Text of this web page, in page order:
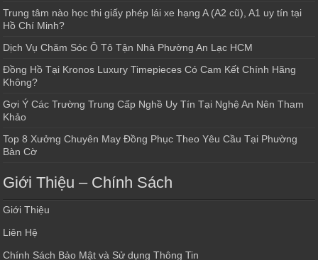
Trung tâm nào học thi giấy phép lái xe hạng A (A2 cũ), A1 uy tín tại
Hồ Chí Minh?
Dịch Vụ Chăm Sóc Ô Tô Tận Nhà Phường An Lạc HCM
Đồng Hồ Tại Kronos Luxury Timepieces Có Cam Kết Chính Hãng
Không?
Gợi Ý Các Trường Trung Cấp Nghề Uy Tín Tại Nghệ An Nên Tham
Khảo
Top 8 Xưởng Chuyên May Đồng Phục Theo Yêu Cầu Tại Phường
Bàn Cờ
Giới Thiệu – Chính Sách
Giới Thiệu
Liên Hệ
Chính Sách Bảo Mật và Sử dụng Thông Tin